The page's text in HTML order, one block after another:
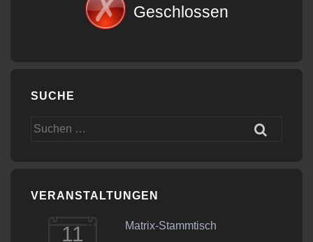
Geschlossen
SUCHE
Suchen
VERANSTALTUNGEN
11 Matrix-Stammtisch